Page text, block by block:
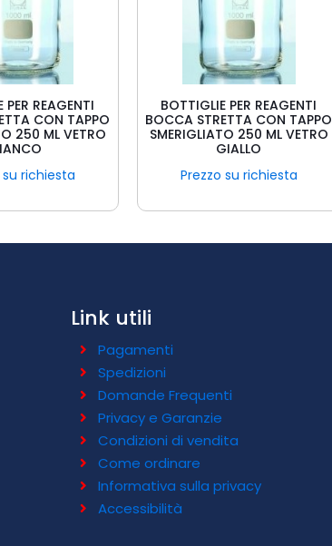
PER REAGENTI
CON TAPPO
250 ML VETRO
su richiesta
BOTTIGLIE PER REAGENTI
BOCCA STRETTA CON TAPPO
SMERIGLIATO 250 ML VETRO
GIALLO
Prezzo su richiesta
Link utili
Pagamenti
Spedizioni
Domande Frequenti
Privacy e Garanzie
Condizioni di vendita
Come ordinare
Informativa sulla privacy
Accessibilità